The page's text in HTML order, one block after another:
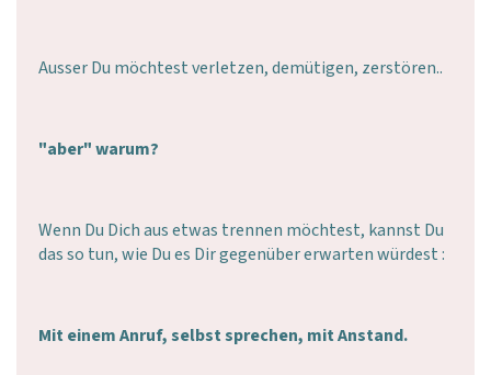
Ausser Du möchtest verletzen, demütigen, zerstören..
"aber" warum?
Wenn Du Dich aus etwas trennen möchtest, kannst Du
das so tun, wie Du es Dir gegenüber erwarten würdest :
Mit einem Anruf, selbst sprechen, mit Anstand.